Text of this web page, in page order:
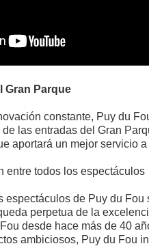
Gran Parque
constante, Puy du
las entradas del Gran
aportará un mejor servicio
entre todos los espectáculos
espectáculos de Puy du Fou
perpetua de la
desde hace más de 40
ambiciosos, Puy du Fou